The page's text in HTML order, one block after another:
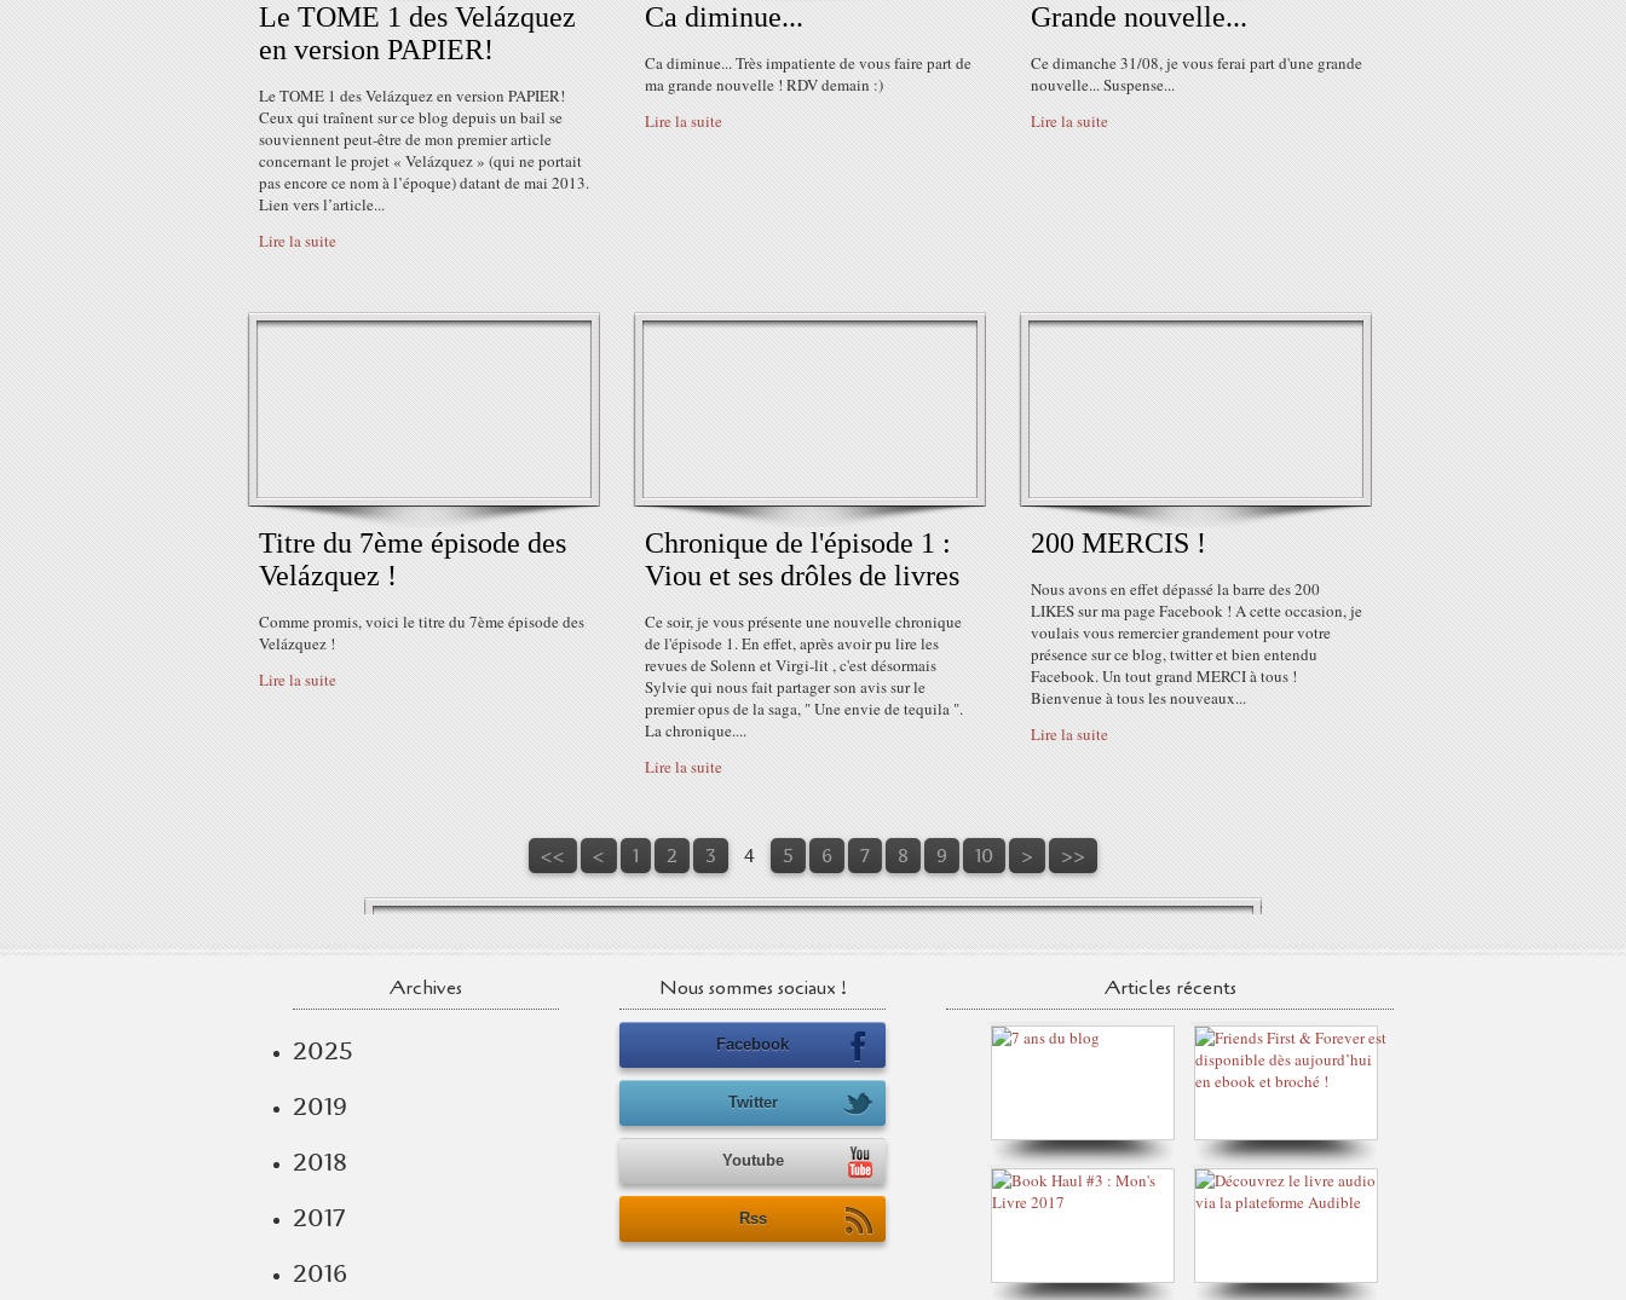
Le TOME 1 des Velázquez
en version PAPIER!
Le TOME 1 des Velázquez en version PAPIER!
Ceux qui traînent sur ce blog depuis un bail se
souviennent peut-être de mon premier article
concernant le projet « Velázquez » (qui ne portait
pas encore ce nom à l’époque) datant de mai 2013.
Lien vers l’article...
Lire la suite
Ca diminue...
Ca diminue... Très impatiente de vous faire part de
ma grande nouvelle ! RDV demain :)
Lire la suite
Grande nouvelle...
Ce dimanche 31/08, je vous ferai part d'une grande
nouvelle... Suspense...
Lire la suite
Titre du 7ème épisode des
Velázquez !
Comme promis, voici le titre du 7ème épisode des
Velázquez !
Lire la suite
Chronique de l'épisode 1 :
Viou et ses drôles de livres
Ce soir, je vous présente une nouvelle chronique
de l'épisode 1. En effet, après avoir pu lire les
revues de Solenn et Virgi-lit , c'est désormais
Sylvie qui nous fait partager son avis sur le
premier opus de la saga, " Une envie de tequila ".
La chronique....
Lire la suite
200 MERCIS !
Nous avons en effet dépassé la barre des 200
LIKES sur ma page Facebook ! A cette occasion, je
voulais vous remercier grandement pour votre
présence sur ce blog, twitter et bien entendu
Facebook. Un tout grand MERCI à tous !
Bienvenue à tous les nouveaux...
Lire la suite
<< < 1 2 3 4 5 6 7 8 9 10 > >>
Archives
2025
2019
2018
2017
2016
Nous sommes sociaux !
Facebook
Twitter
Youtube
Rss
Articles récents